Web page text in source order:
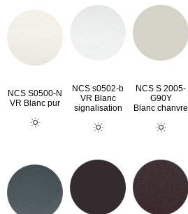
NCS S0500-N
VR Blanc pur
NCS s0502-b
VR Blanc
signalisation
NCS S 2005-
G90Y
Blanc chanvre